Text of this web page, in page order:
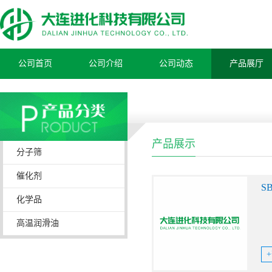
公司首页 公司介绍 公司动态 产品展厅
分子筛
催化剂
化学品
高温润滑油
产品展示